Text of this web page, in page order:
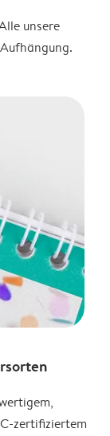
unsere
zertifiziertem